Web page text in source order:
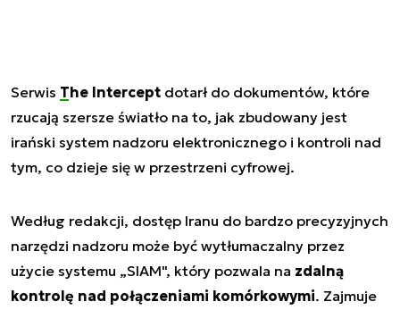
Serwis The Intercept dotarł do dokumentów, które
rzucają szersze światło na to, jak zbudowany jest
irański system nadzoru elektronicznego i kontroli nad
tym, co dzieje się w przestrzeni cyfrowej.
Według redakcji, dostęp Iranu do bardzo precyzyjnych
narzędzi nadzoru może być wytłumaczalny przez
użycie systemu „SIAM", który pozwala na zdalną
kontrolę nad połączeniami komórkowymi. Zajmuje